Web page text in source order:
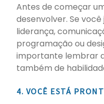
Antes de começar
desenvolver. Se
liderança,
programação ou
importante lembrar
também de
4. VOCÊ ESTÁ